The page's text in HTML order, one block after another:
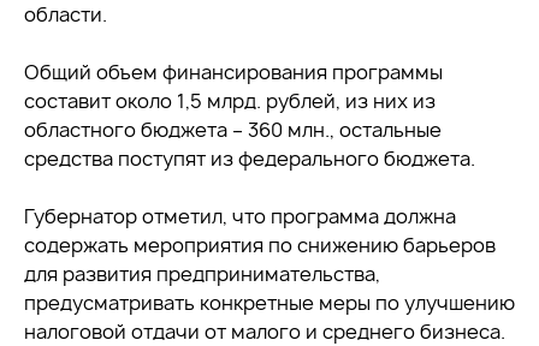
области.
Общий объем финансирования программы
составит около 1,5 млрд. рублей, из них из
областного бюджета – 360 млн., остальные
средства поступят из федерального бюджета.
Губернатор отметил, что программа должна
содержать мероприятия по снижению барьеров
для развития предпринимательства,
предусматривать конкретные меры по улучшению
налоговой отдачи от малого и среднего бизнеса.